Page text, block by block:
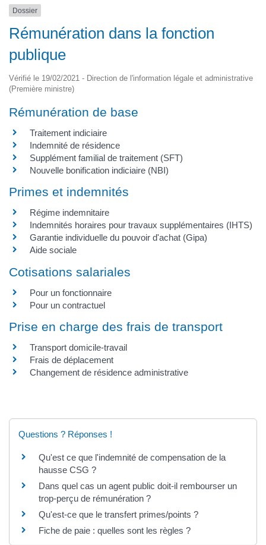
Dossier
Rémunération dans la fonction
publique
Vérifié le 19/02/2021 - Direction de l'information légale et administrative
(Première ministre)
Rémunération de base
Traitement indiciaire
Indemnité de résidence
Supplément familial de traitement (SFT)
Nouvelle bonification indiciaire (NBI)
Primes et indemnités
Régime indemnitaire
Indemnités horaires pour travaux supplémentaires (IHTS)
Garantie individuelle du pouvoir d'achat (Gipa)
Aide sociale
Cotisations salariales
Pour un fonctionnaire
Pour un contractuel
Prise en charge des frais de transport
Transport domicile-travail
Frais de déplacement
Changement de résidence administrative
Questions ? Réponses !
Qu'est ce que l'indemnité de compensation de la
hausse CSG ?
Dans quel cas un agent public doit-il rembourser un
trop-perçu de rémunération ?
Qu'est-ce que le transfert primes/points ?
Fiche de paie : quelles sont les règles ?